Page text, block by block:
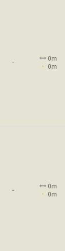
-
0m
0m
-
0m
0m